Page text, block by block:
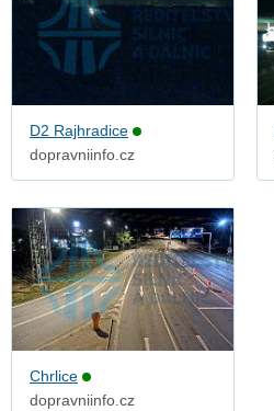
D2 Rajhradice
dopravniinfo.cz
Chrlice
dopravniinfo.cz